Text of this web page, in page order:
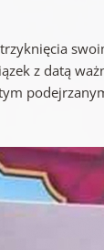
z datą